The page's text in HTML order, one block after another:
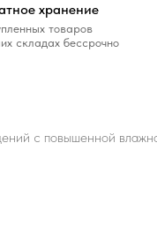
товаров
складах бессрочно
хранение
с повышенной